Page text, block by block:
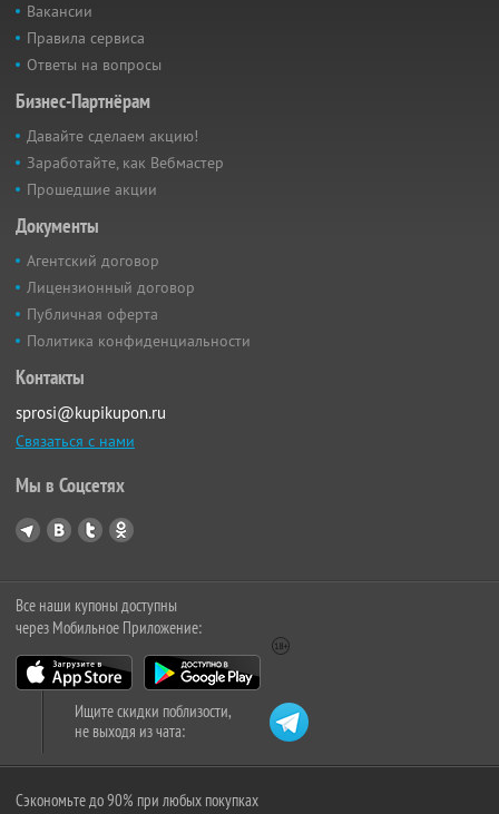
Вакансии
Правила сервиса
Ответы на вопросы
Бизнес-Партнёрам
Давайте сделаем акцию!
Заработайте, как Вебмастер
Прошедшие акции
Документы
Агентский договор
Лицензионный договор
Публичная оферта
Политика конфиденциальности
Контакты
sprosi@kupikupon.ru
Связаться с нами
Мы в Соцсетях
Все наши купоны доступны
через Мобильное Приложение:
Ищите скидки поблизости,
не выходя из чата:
Сэкономьте до 90% при любых покупках